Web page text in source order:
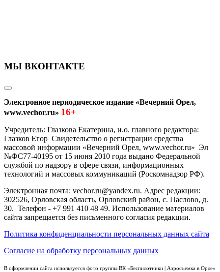
МЫ ВКОНТАКТЕ
Электронное периодическое издание «Вечерний Орел,
www.vechor.ru» 16+
Учредитель: Глазкова Екатерина, и.о. главного редактора:
Глазков Егор Свидетельство о регистрации средства
массовой информации «Вечерний Орел, www.vechor.ru» Эл
№ФС77-40195 от 15 июня 2010 года выдано Федеральной
службой по надзору в сфере связи, информационных
технологий и массовых коммуникаций (Роскомнадзор РФ).
Электронная почта: vechor.ru@yandex.ru. Адрес редакции:
302526, Орловская область, Орловский район, с. Паслово, д.
30. Телефон - +7 991 410 48 49. Использование материалов
сайта запрещается без письменного согласия редакции.
Политика конфиденциальности персональных данных сайта
Согласие на обработку персональных данных
В оформлении сайта используется фото группы ВК «Беспилотники | Аэросъемка в Орле»